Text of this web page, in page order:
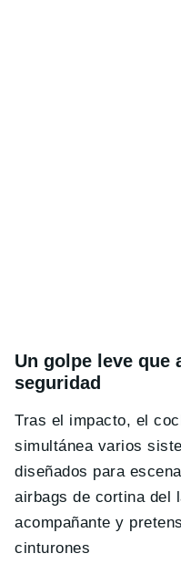
Un golpe leve que
seguridad
Tras el impacto, el
simultánea varios
diseñados para
airbags de cortina del
acompañante y
cinturones